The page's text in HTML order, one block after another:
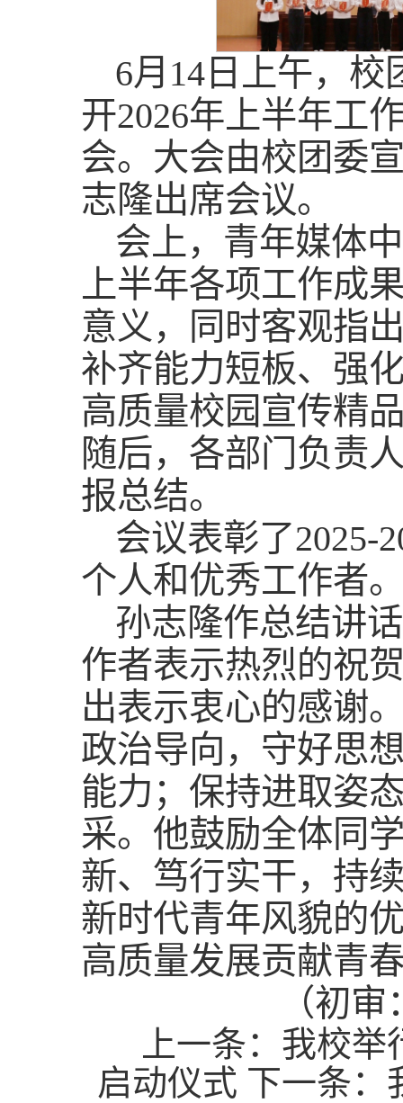
6月14日上午，校
开2026年上半年工
会。大会由校团委
志隆出席会议。
会上，青年媒体
上半年各项工作成
意义，同时客观指
补齐能力短板、强
高质量校园宣传精
随后，各部门负责
报总结。
会议表彰了2025-
个人和优秀工作者
孙志隆作总结讲
作者表示热烈的祝
出表示衷心的感谢
政治导向，守好思
能力；保持进取姿
采。他鼓励全体同
新、笃行实干，持
新时代青年风貌的
高质量发展贡献青
（初
上一条： 我校举
启动仪式 下一条：